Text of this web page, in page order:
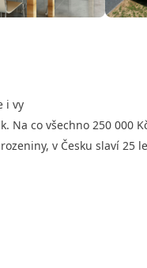
i vy
Na co všechno 250 000
v Česku slaví 25